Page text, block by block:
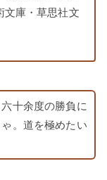
文庫・草思社文
十余度の勝負に
。道を極めたい